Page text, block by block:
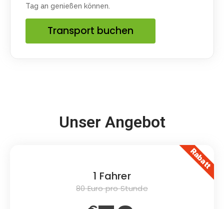
Tag an genießen können.
Transport buchen
Unser Angebot
1 Fahrer
80 Euro pro Stunde
Rabatt